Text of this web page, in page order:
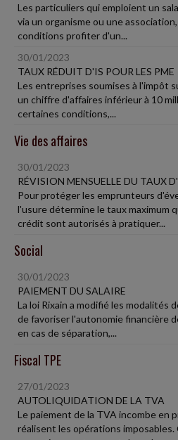
Les particuliers qui emploient un
via un organisme ou une
conditions profiter d'un...
30/01/2023
TAUX RÉDUIT D'IS POUR LES PME
Les entreprises soumises à l'impôt
un chiffre d'affaires inférieur à 10
certaines conditions,...
Vie des affaires
30/01/2023
RÉVISION MENSUELLE DU TAUX
Pour protéger les emprunteurs
l'usure détermine le taux maximum
crédit sont autorisés à pratiquer...
Social
30/01/2023
PAIEMENT DU SALAIRE
La loi Rixain a modifié les modalités
de favoriser l'autonomie financière
en cas de séparation,...
Fiscal TPE
27/01/2023
AUTOLIQUIDATION DE LA TVA
Le paiement de la TVA incombe en
réalisent les opérations